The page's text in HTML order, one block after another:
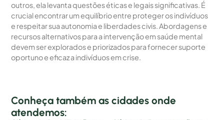
outros, ela levanta questões éticas e legais significativas. É
crucial encontrar um equilíbrio entre proteger os indivíduos
e respeitar sua autonomia e liberdades civis. Abordagens e
recursos alternativos para a intervenção em saúde mental
devem ser explorados e priorizados para fornecer suporte
oportuno e eficaz a indivíduos em crise.
Conheça também as cidades onde
atendemos: